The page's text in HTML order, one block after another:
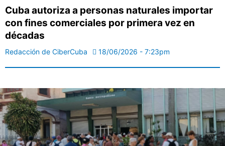
Cuba autoriza a personas naturales importar
con fines comerciales por primera vez en
décadas
Redacción de CiberCuba 18/06/2026 - 7:23pm